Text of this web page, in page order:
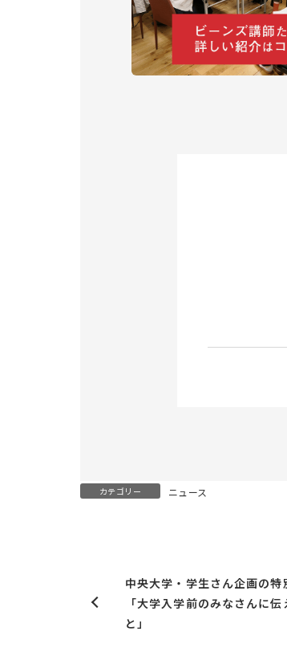
カテゴリー ニュース
中央大学・学生さん企画の特
「大学入学前のみなさんに伝
と」